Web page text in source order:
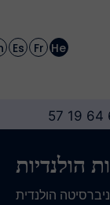
Fr
Es
En
הולנדית